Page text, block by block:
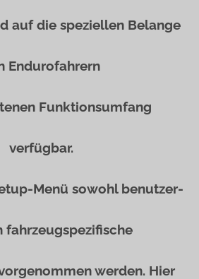
auf die speziellen Belange
Endurofahrern
Funktionsumfang
verfügbar.
Menü sowohl benutzer-
fahrzeugspezifische
werden. Hier